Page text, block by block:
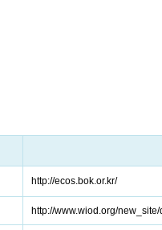
http://ecos.bok.or.kr/
http://www.wiod.org/